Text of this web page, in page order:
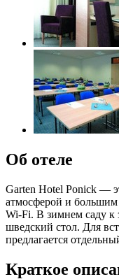
Об отеле
Garten Hotel Ponick —
атмосферой и большим
Wi-Fi. В зимнем саду к
шведский стол. Для
предлагается
Краткое